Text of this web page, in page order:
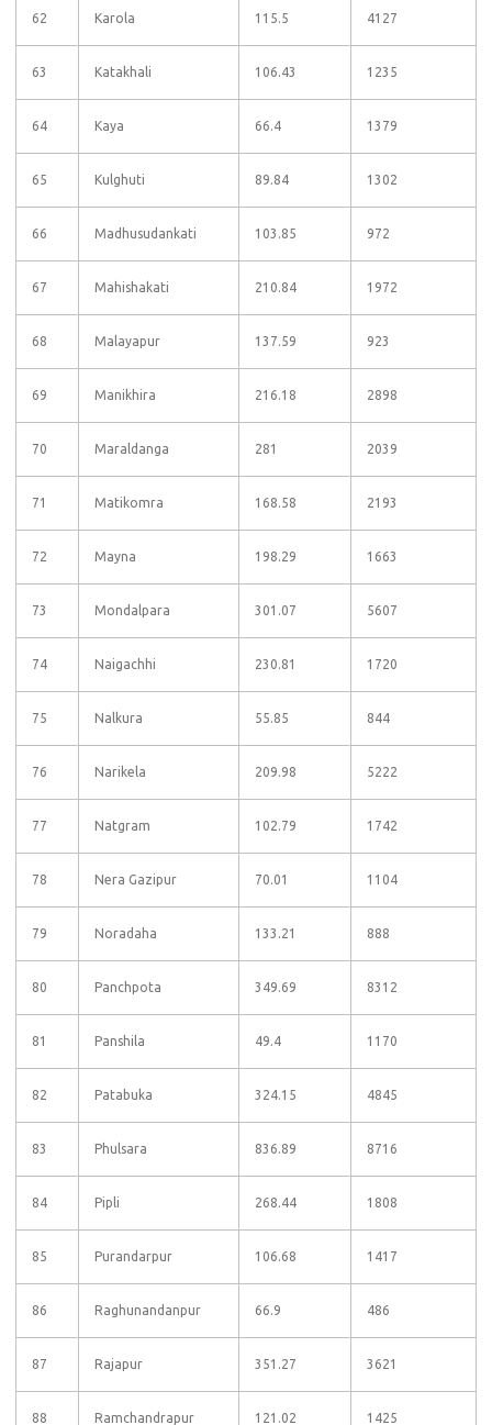
62 Karola 115.5 4127
63 Katakhali 106.43 1235
64 Kaya 66.4 1379
65 Kulghuti 89.84 1302
66 Madhusudankati 103.85 972
67 Mahishakati 210.84 1972
68 Malayapur 137.59 923
69 Manikhira 216.18 2898
70 Maraldanga 281 2039
71 Matikomra 168.58 2193
72 Mayna 198.29 1663
73 Mondalpara 301.07 5607
74 Naigachhi 230.81 1720
75 Nalkura 55.85 844
76 Narikela 209.98 5222
77 Natgram 102.79 1742
78 Nera Gazipur 70.01 1104
79 Noradaha 133.21 888
80 Panchpota 349.69 8312
81 Panshila 49.4 1170
82 Patabuka 324.15 4845
83 Phulsara 836.89 8716
84 Pipli 268.44 1808
85 Purandarpur 106.68 1417
86 Raghunandanpur 66.9 486
87 Rajapur 351.27 3621
88 Ramchandrapur 121.02 1425